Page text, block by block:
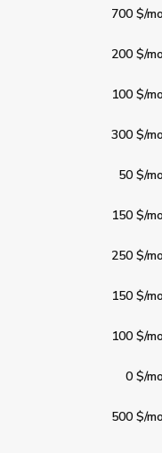
700 $/
200 $/
100 $/
300 $/
50 $/
150 $/
250 $/
150 $/
100 $/
0 $/
500 $/